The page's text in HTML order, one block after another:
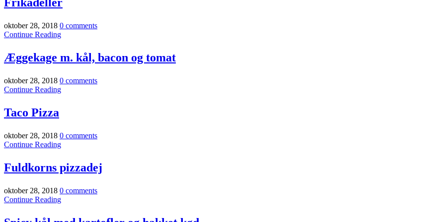
oktober 28, 2018 0 comments
Continue Reading
Æggekage m. kål, bacon og tomat
oktober 28, 2018 0 comments
Continue Reading
Taco Pizza
oktober 28, 2018 0 comments
Continue Reading
Fuldkorns pizzadej
oktober 28, 2018 0 comments
Continue Reading